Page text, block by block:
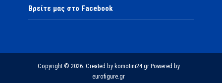
Βρείτε μας στο Facebook
Copyright © 2026. Created by komotini24.gr Powered by
eurofigure.gr